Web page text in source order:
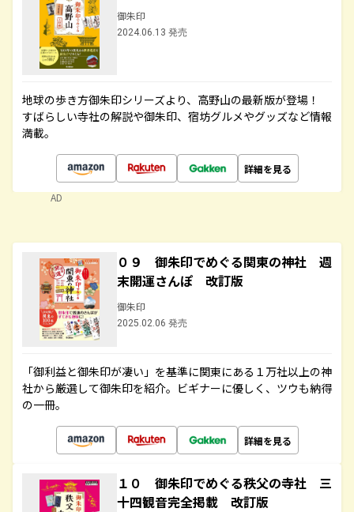
御朱印
2024.06.13 発売
地球の歩き方御朱印シリーズより、高野山の最新版が登場！
すばらしい寺社の解説や御朱印、宿坊グルメやグッズなど情報
満載。
詳細を見る
AD
０９ 御朱印でめぐる関東の神社 週
末開運さんぽ 改訂版
御朱印
2025.02.06 発売
「御利益と御朱印が凄い」を基準に関東にある１万社以上の神
社から厳選して御朱印を紹介。ビギナーに優しく、ツウも納得
の一冊。
詳細を見る
１０ 御朱印でめぐる秩父の寺社 三
十四観音完全掲載 改訂版